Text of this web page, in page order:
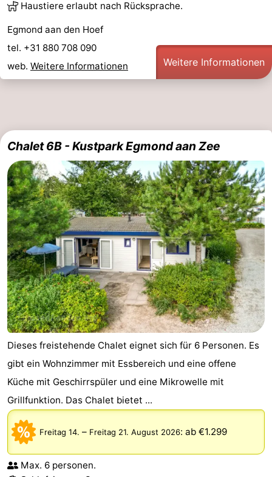
Haustiere erlaubt nach Rücksprache.
Egmond aan den Hoef
tel. +31 880 708 090
web. Weitere Informationen Weitere Informationen
Chalet 6B - Kustpark Egmond aan Zee
Dieses freistehende Chalet eignet sich für 6 Personen. Es
gibt ein Wohnzimmer mit Essbereich und eine offene
Küche mit Geschirrspüler und eine Mikrowelle mit
Grillfunktion. Das Chalet bietet ...
Freitag 14. – Freitag 21. August 2026: ab €1.299
Max. 6 personen.